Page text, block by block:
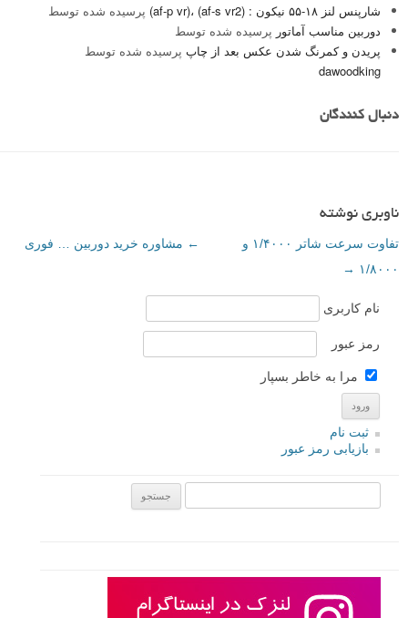
شارپنس لنز ۱۸-۵۵ نیکون : (af-s vr2) ،(af-p vr)
پرسیده شده توسط
دوربین مناسب آماتور پرسیده شده توسط
پریدن و کمرنگ شدن عکس بعد از چاپ پرسیده شده توسط
dawoodking
دنبال کنندگان
ناوبری نوشته
← مشاوره خرید دوربین … فوری
تفاوت سرعت شاتر ۱/۴۰۰۰ و
۱/۸۰۰۰ →
نام کاربری
رمز عبور
مرا به خاطر بسپار
ثبت نام
بازیابی رمز عبور